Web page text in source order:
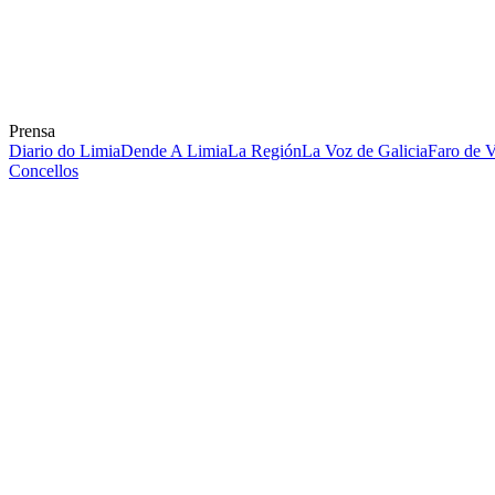
Prensa
Diario do LimiaDende A LimiaLa RegiónLa Voz de GaliciaFaro de
Concellos